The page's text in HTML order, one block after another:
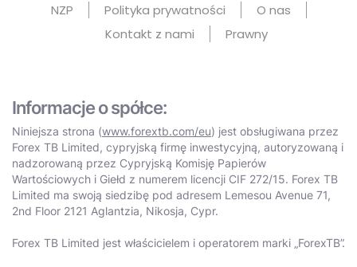
NZP Polityka prywatności
O nas
Kontakt z nami
Prawny
Informacje o spółce:
Niniejsza strona (www.forextb.com/eu) jest obsługiwana przez
Forex TB Limited, cypryjską firmę inwestycyjną, autoryzowaną i
nadzorowaną przez Cypryjską Komisję Papierów
Wartościowych i Giełd z numerem licencji CIF 272/15. Forex TB
Limited ma swoją siedzibę pod adresem Lemesou Avenue 71,
2nd Floor 2121 Aglantzia, Nikosja, Cypr.
Forex TB Limited jest właścicielem i operatorem marki „ForexTB”.